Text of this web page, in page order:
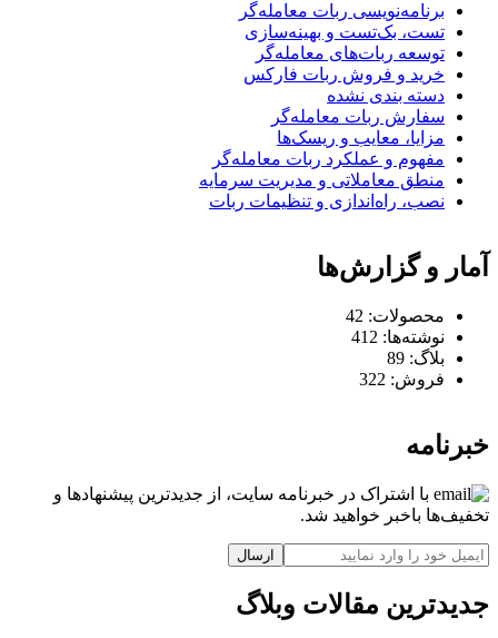
برنامه‌نویسی ربات معامله‌گر
تست، بک‌تست و بهینه‌سازی
توسعه ربات‌های معامله‌گر
خرید و فروش ربات فارکس
دسته بندی نشده
سفارش ربات معامله‌گر
مزایا، معایب و ریسک‌ها
مفهوم و عملکرد ربات معامله‌گر
منطق معاملاتی و مدیریت سرمایه
نصب، راه‌اندازی و تنظیمات ربات
آمار و گزارش‌ها
محصولات: 42
نوشته‌ها: 412
بلاگ: 89
فروش: 322
خبرنامه
با اشتراک در خبرنامه سایت، از جدیدترین پیشنهادها و
تخفیف‌ها باخبر خواهید شد.
ارسال
جدیدترین مقالات وبلاگ